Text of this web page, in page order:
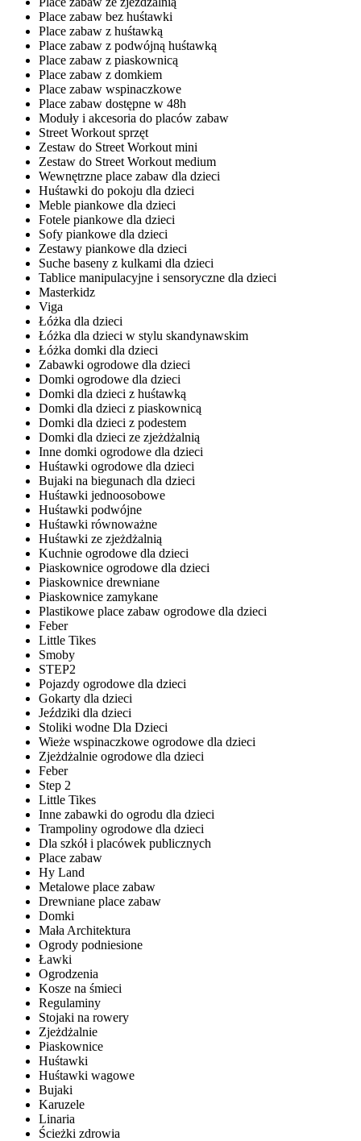
Place zabaw bez huśtawki
Place zabaw z huśtawką
Place zabaw z podwójną huśtawką
Place zabaw z piaskownicą
Place zabaw z domkiem
Place zabaw wspinaczkowe
Place zabaw dostępne w 48h
Moduły i akcesoria do placów zabaw
Street Workout sprzęt
Zestaw do Street Workout mini
Zestaw do Street Workout medium
Wewnętrzne place zabaw dla dzieci
Huśtawki do pokoju dla dzieci
Meble piankowe dla dzieci
Fotele piankowe dla dzieci
Sofy piankowe dla dzieci
Zestawy piankowe dla dzieci
Suche baseny z kulkami dla dzieci
Tablice manipulacyjne i sensoryczne dla dzieci
Masterkidz
Viga
Łóżka dla dzieci
Łóżka dla dzieci w stylu skandynawskim
Łóżka domki dla dzieci
Zabawki ogrodowe dla dzieci
Domki ogrodowe dla dzieci
Domki dla dzieci z huśtawką
Domki dla dzieci z piaskownicą
Domki dla dzieci z podestem
Domki dla dzieci ze zjeżdżalnią
Inne domki ogrodowe dla dzieci
Huśtawki ogrodowe dla dzieci
Bujaki na biegunach dla dzieci
Huśtawki jednoosobowe
Huśtawki podwójne
Huśtawki równoważne
Huśtawki ze zjeżdżalnią
Kuchnie ogrodowe dla dzieci
Piaskownice ogrodowe dla dzieci
Piaskownice drewniane
Piaskownice zamykane
Plastikowe place zabaw ogrodowe dla dzieci
Feber
Little Tikes
Smoby
STEP2
Pojazdy ogrodowe dla dzieci
Gokarty dla dzieci
Jeździki dla dzieci
Stoliki wodne Dla Dzieci
Wieże wspinaczkowe ogrodowe dla dzieci
Zjeżdżalnie ogrodowe dla dzieci
Feber
Step 2
Little Tikes
Inne zabawki do ogrodu dla dzieci
Trampoliny ogrodowe dla dzieci
Dla szkół i placówek publicznych
Place zabaw
Hy Land
Metalowe place zabaw
Drewniane place zabaw
Domki
Mała Architektura
Ogrody podniesione
Ławki
Ogrodzenia
Kosze na śmieci
Regulaminy
Stojaki na rowery
Zjeżdżalnie
Piaskownice
Huśtawki
Huśtawki wagowe
Bujaki
Karuzele
Linaria
Ścieżki zdrowia